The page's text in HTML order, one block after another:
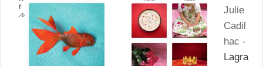
Julie
Cadil
hac -
Lagra